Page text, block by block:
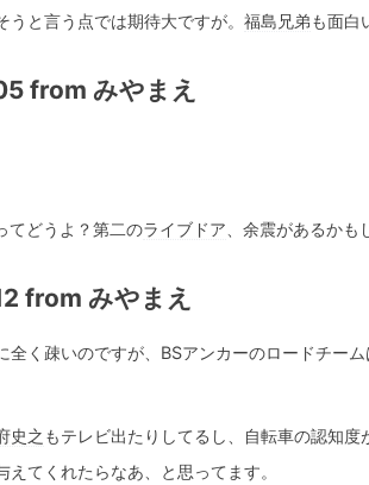
と言う点では期待大ですが。 福島兄弟も面白
from みやまえ
てどうよ？第二のライブドア 、余震があるかも
from みやまえ
全く疎いのですが、BSアンカーのロードチー
史之 もテレビ出たりしてるし、自転車の認知
てくれたらなあ、と思ってます。